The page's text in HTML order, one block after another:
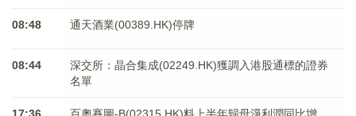
08:48 通天酒業(00389.HK)停牌
08:44
深交所：晶合集成(02249.HK)獲調入港股通標的證券
名單